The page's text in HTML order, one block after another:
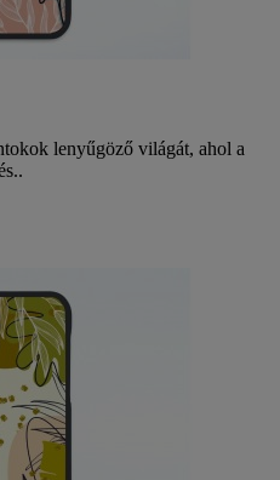
lenyűgöző világát, ahol a